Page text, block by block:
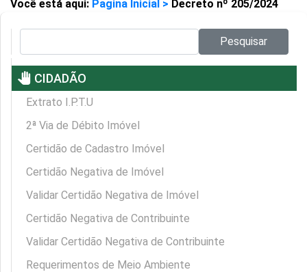
Você está aqui: Pagina Inicial > Decreto nº 205/2024
Pesquisar
pan_tool CIDADÃO
Extrato I.P.T.U
2ª Via de Débito Imóvel
Certidão de Cadastro Imóvel
Certidão Negativa de Imóvel
Validar Certidão Negativa de Imóvel
Certidão Negativa de Contribuinte
Validar Certidão Negativa de Contribuinte
Requerimentos de Meio Ambiente